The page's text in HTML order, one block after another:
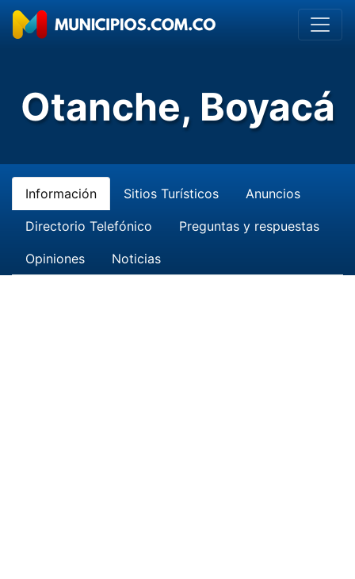
Otanche, Boyacá
Información Sitios Turísticos Anuncios
Directorio Telefónico Preguntas y respuestas
Opiniones Noticias